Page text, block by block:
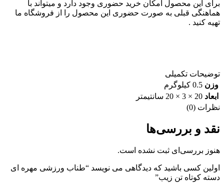
برای این محصول امکان خرید حضوری وجود دارد و میتواند با
هماهنگی قبلی به صورت حضوری این محصول را از فروشگاه ما
تهیه کنید .
توضیحات تکمیلی
وزن 0.5 کیلوگرم
ابعاد 20 × 3 × 20 سانتیمتر
نظرات (0)
نقد و بررسی‌ها
هنوز بررسی‌ای ثبت نشده است.
اولین کسی باشید که دیدگاهی می نویسد “طناب ورزشی مهره ای
دسته کوتاه تن زیب”